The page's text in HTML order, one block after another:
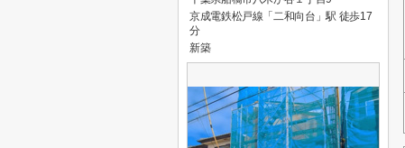
京成電鉄松戸線「二和向台」駅 徒歩17
分
新築